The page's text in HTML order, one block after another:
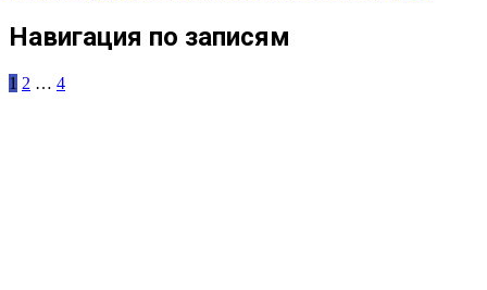
Навигация по записям
1 2 … 4